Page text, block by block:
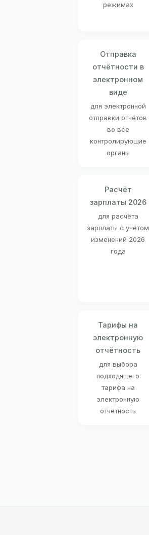
режимах
Отправка
отчётности в
электронном
виде
для электронной
отправки отчётов
во все
контролирующие
органы
Расчёт
зарплаты 2026
для расчёта
зарплаты с учётом
изменений 2026
года
Тарифы на
электронную
отчётность
для выбора
подходящего
тарифа на
электронную
отчётность